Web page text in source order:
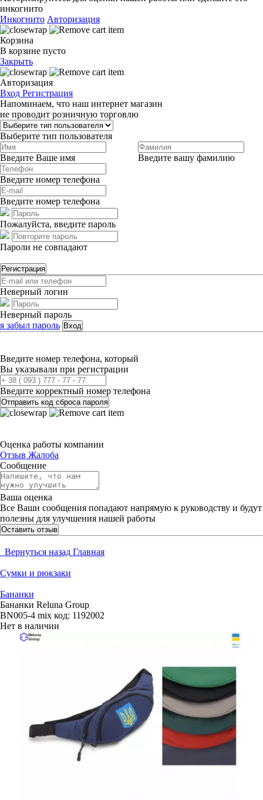
инкогнито
Инкогнито Авторизация
Корзина
В корзине пусто
Закрыть
Авторизация
Вход Регистрация
Напоминаем, что наш интернет магазин
не проводит розничную торговлю
Выберите тип пользователя
Введите Ваше имя Введите вашу фамилию
Введите номер телефона
Введите номер телефона
Пожалуйста, введите пароль
Пароли не совпадают
Регистрация
Неверный логин
Неверный пароль
я забыл пароль Вход
Введите номер телефона, который
Вы указывали при регистрации
Введите корректный номер телефона
Отправить код сброса пароля
Оценка работы компании
Отзыв Жалоба
Сообщение
Ваша оценка
Все Ваши сообщения попадают напрямую к руководству и будут
полезны для улучшения нашей работы
Оставить отзыв
Вернуться назад Главная
Сумки и рюкзаки
Бананки
Бананки Reluna Group
BN005-4 mix код: 1192002
Нет в наличии